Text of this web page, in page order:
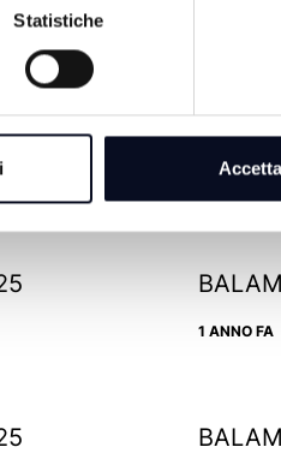
Statistiche
1 ANNO FA
1 ANNO FA